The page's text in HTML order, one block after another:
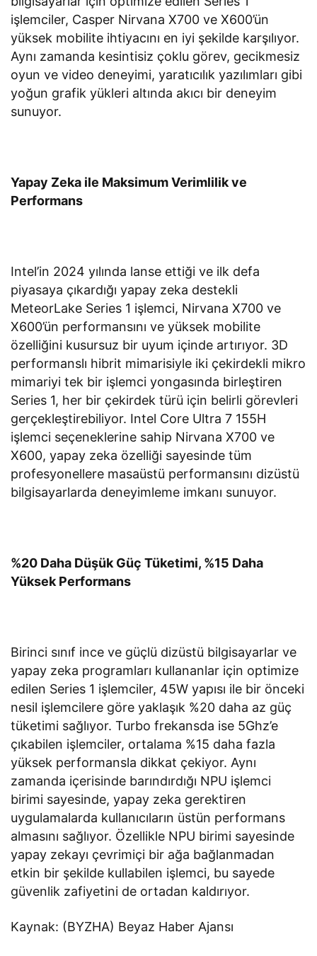
işlemciler, Casper Nirvana X700 ve X600’ün
yüksek mobilite ihtiyacını en iyi şekilde karşılıyor.
Aynı zamanda kesintisiz çoklu görev, gecikmesiz
oyun ve video deneyimi, yaratıcılık yazılımları gibi
yoğun grafik yükleri altında akıcı bir deneyim
sunuyor.
Yapay Zeka ile Maksimum Verimlilik ve
Performans
Intel’in 2024 yılında lanse ettiği ve ilk defa
piyasaya çıkardığı yapay zeka destekli
MeteorLake Series 1 işlemci, Nirvana X700 ve
X600’ün performansını ve yüksek mobilite
özelliğini kusursuz bir uyum içinde artırıyor. 3D
performanslı hibrit mimarisiyle iki çekirdekli mikro
mimariyi tek bir işlemci yongasında birleştiren
Series 1, her bir çekirdek türü için belirli görevleri
gerçekleştirebiliyor. Intel Core Ultra 7 155H
işlemci seçeneklerine sahip Nirvana X700 ve
X600, yapay zeka özelliği sayesinde tüm
profesyonellere masaüstü performansını dizüstü
bilgisayarlarda deneyimleme imkanı sunuyor.
%20 Daha Düşük Güç Tüketimi, %15 Daha
Yüksek Performans
Birinci sınıf ince ve güçlü dizüstü bilgisayarlar ve
yapay zeka programları kullananlar için optimize
edilen Series 1 işlemciler, 45W yapısı ile bir önceki
nesil işlemcilere göre yaklaşık %20 daha az güç
tüketimi sağlıyor. Turbo frekansda ise 5Ghz’e
çıkabilen işlemciler, ortalama %15 daha fazla
yüksek performansla dikkat çekiyor. Aynı
zamanda içerisinde barındırdığı NPU işlemci
birimi sayesinde, yapay zeka gerektiren
uygulamalarda kullanıcıların üstün performans
almasını sağlıyor. Özellikle NPU birimi sayesinde
yapay zekayı çevrimiçi bir ağa bağlanmadan
etkin bir şekilde kullabilen işlemci, bu sayede
güvenlik zafiyetini de ortadan kaldırıyor.
Kaynak: (BYZHA) Beyaz Haber Ajansı